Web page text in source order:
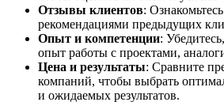
Отзывы клиентов:
рекомендациями предыдущих
Опыт и компетенции:
опыт работы с проектами,
Цена и результаты: Сравните
компаний, чтобы выбрать
и ожидаемых результатов.